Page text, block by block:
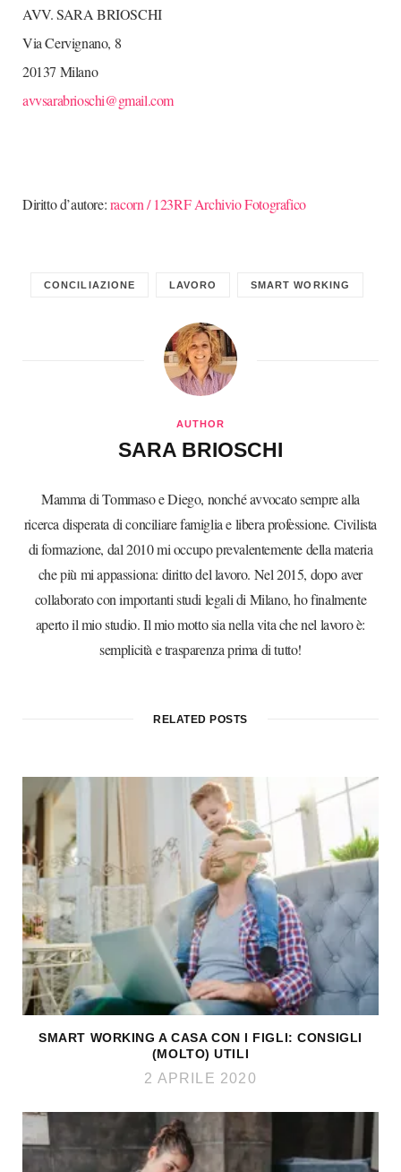
AVV. SARA BRIOSCHI
Via Cervignano, 8
20137 Milano
avvsarabrioschi@gmail.com
Diritto d’autore:racorn / 123RF Archivio Fotografico
CONCILIAZIONE LAVORO SMART WORKING
AUTHOR
SARA BRIOSCHI
Mamma di Tommaso e Diego, nonché avvocato sempre alla
ricerca disperata di conciliare famiglia e libera professione. Civilista
di formazione, dal 2010 mi occupo prevalentemente della materia
che più mi appassiona: diritto del lavoro. Nel 2015, dopo aver
collaborato con importanti studi legali di Milano, ho finalmente
aperto il mio studio. Il mio motto sia nella vita che nel lavoro è:
semplicità e trasparenza prima di tutto!
RELATED POSTS
SMART WORKING A CASA CON I FIGLI: CONSIGLI
(MOLTO) UTILI
2 APRILE 2020